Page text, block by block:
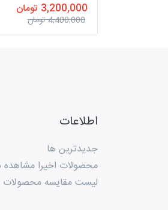
3,200,000 تومان
4,400,000 تومان
اطلاعات
جدیدترین ها
محصولات اخیرا
لیست مقایسه محصولات